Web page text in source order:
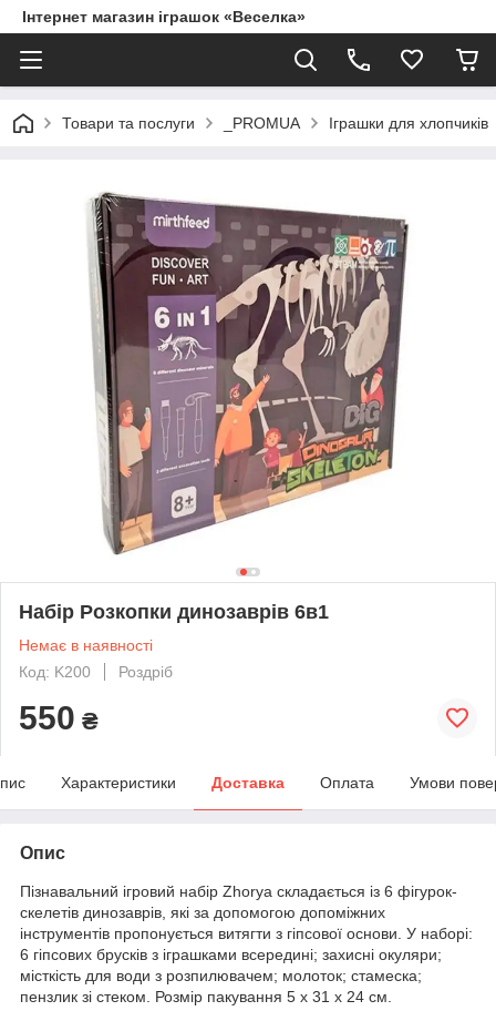
Інтернет магазин іграшок «Веселка»
Товари та послуги _PROMUA Іграшки для хлопчиків
Набір Розкопки динозаврів 6в1
Немає в наявності
Код: K200
Роздріб
550 ₴
Характеристики Доставка Оплата Умови
Опис
Пізнавальний ігровий набір Zhorya складається із 6 фігурок-
скелетів динозаврів, які за допомогою допоміжних
інструментів пропонується витягти з гіпсової основи. У наборі:
6 гіпсових брусків з іграшками всередині; захисні окуляри;
місткість для води з розпилювачем; молоток; стамеска;
пензлик зі стеком. Розмір пакування 5 x 31 x 24 см.